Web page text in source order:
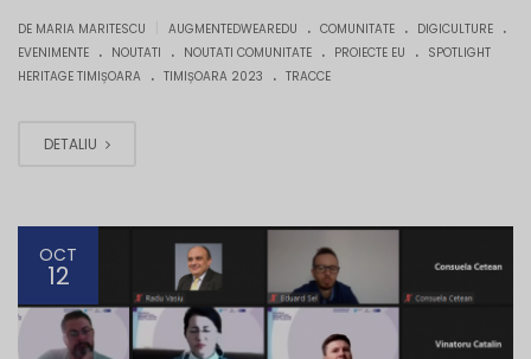
DE MARIA MARITESCU AUGMENTEDWEAREDU . COMUNITATE . DIGICULTURE .
EVENIMENTE . NOUTATI . NOUTATI COMUNITATE . PROIECTE EU . SPOTLIGHT
HERITAGE TIMIȘOARA . TIMIȘOARA 2023 . TRACCE
DETALIU
OCT
12